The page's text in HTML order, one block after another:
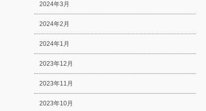
2024年3月
2024年2月
2024年1月
2023年12月
2023年11月
2023年10月